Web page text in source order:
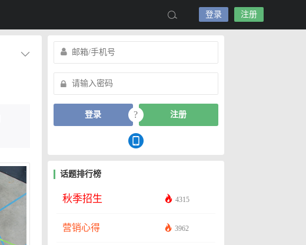
登录 注册
登录 ? 注册
话题排行榜
秋季招生 4315
营销心得 3962